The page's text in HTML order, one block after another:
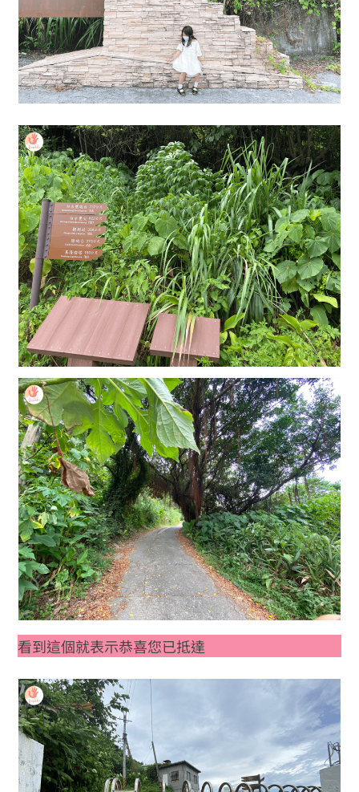
看到這個就表示恭喜您已抵達